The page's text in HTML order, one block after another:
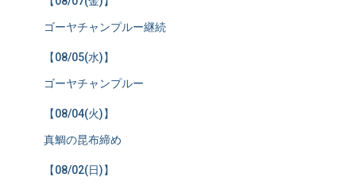
ゴーヤチャンプルー継続
【08/05(水)】
ゴーヤチャンプルー
【08/04(火)】
真鯛の昆布締め
【08/02(日)】